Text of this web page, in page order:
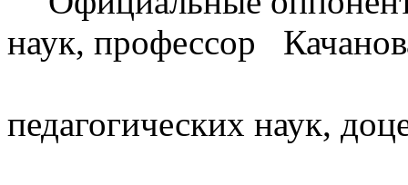
наук, профессор
педагогических наук,